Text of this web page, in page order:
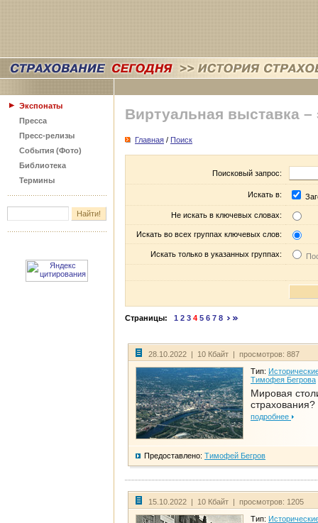
Экспонаты
Пресса
Пресс-релизы
События (Фото)
Библиотека
Термины
Виртуальная выставка –
Главная / Поиск
Поисковый запрос:
Искать в:
Не искать в ключевых словах:
Искать во всех группах ключевых слов:
Искать только в указанных группах:
Страницы: 1 2 3 4 5 6 7 8
28.10.2022 | 10 Кбайт | просмотров: 887
Тип:
Тимофея Бегрова
Мировая
страхования?
подробнее
Предоставлено: Тимофей Бегров
15.10.2022 | 10 Кбайт | просмотров: 1205
Тип: